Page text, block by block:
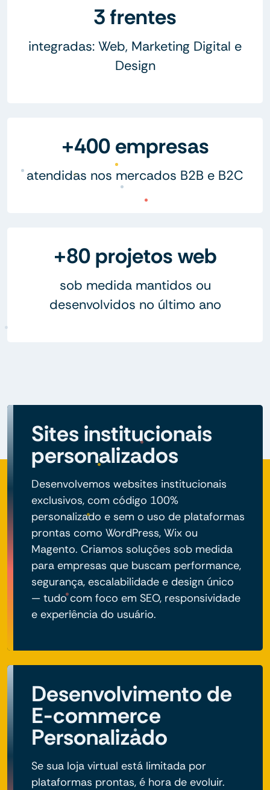
3 frentes
integradas: Web, Marketing Digital e
Design
+400 empresas
atendidas nos mercados B2B e B2C
+80 projetos web
sob medida mantidos ou
desenvolvidos no último ano
Sites institucionais
personalizados
Desenvolvemos websites institucionais
exclusivos, com código 100%
personalizado e sem o uso de plataformas
prontas como WordPress, Wix ou
Magento. Criamos soluções sob medida
para empresas que buscam performance,
segurança, escalabilidade e design único
— tudo com foco em SEO, responsividade
e experiência do usuário.
Desenvolvimento de
E-commerce
Personalizado
Se sua loja virtual está limitada por
plataformas prontas, é hora de evoluir.